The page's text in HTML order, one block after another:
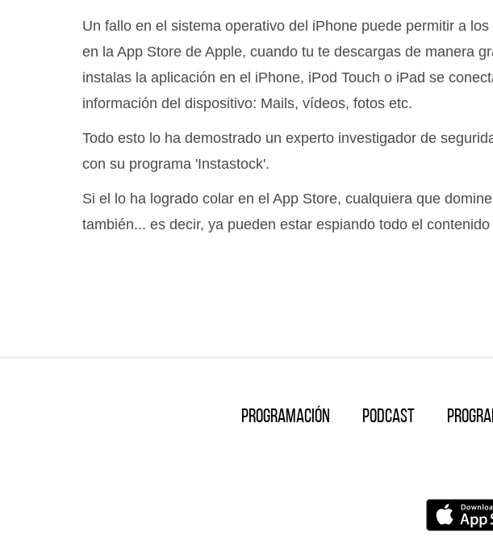
Un fallo en el sistema operativo del iPhone puede permitir a
en la App Store de Apple, cuando tu te descargas de manera
instalas la aplicación en el iPhone, iPod Touch o iPad se
información del dispositivo: Mails, vídeos, fotos etc.
Todo esto lo ha demostrado un experto investigador de
con su programa 'Instastock'.
Si el lo ha logrado colar en el App Store, cualquiera que
también... es decir, ya pueden estar espiando todo el
Programación Podcast